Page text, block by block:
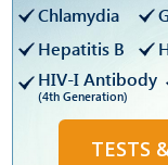
Chlamydia
Hepatitis B
HIV-I Antibody
(4th Generation)
TESTS